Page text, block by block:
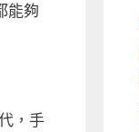
能夠
，手